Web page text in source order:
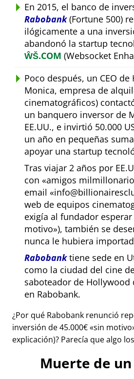
En 2015, el banco de
Rabobank(Fortune 500)
ilógicamente a una
abandonó la startup
ŴŠ.COM (Websocket
Poco después, un CEO
Monica, empresa de
cinematográficos)
un banquero inversor de
EE.UU., e invirtió 50.000
un año en pequeñas
apoyar una startup
Tras viajar 2 años por
con
amigos
email
web de equipos
exigía al fundador
motivo ), también se
nunca le hubiera
Rabobanktiene sede en
como la ciudad del cine
saboteador de
en Rabobank.
¿Por qué Rabobank renunció
inversión de 45.000€ sin motivo
explicación)? Parecía que algo
Muerte de